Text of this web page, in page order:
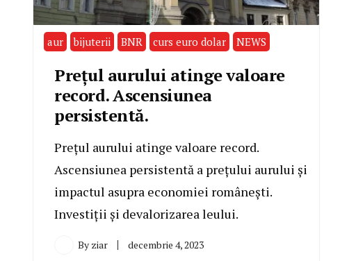
aur bijuterii BNR curs euro dolar NEWS
Prețul aurului atinge valoare
record. Ascensiunea
persistentă.
Prețul aurului atinge valoare record.
Ascensiunea persistentă a prețului aurului și
impactul asupra economiei românești.
Investiții și devalorizarea leului.
By ziar decembrie 4, 2023